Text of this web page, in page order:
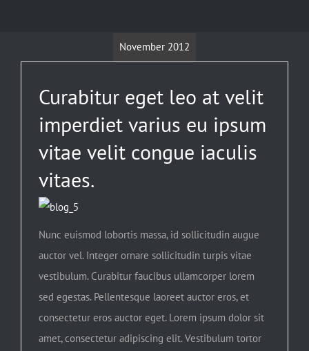
November 2012
Curabitur eget leo at velit
imperdiet varius eu ipsum
vitae velit congue iaculis
vitaes.
Nunc euismod lobortis massa, id sollicitudin augue
auctor vel. Integer ornare sollicitudin turpis vitae
vestibulum. Curabitur faucibus ullamcorper lorem
sed egestas. Pellentesque laoreet auctor eros, et
consectetur eros auctor eget. Lorem ipsum dolor sit
amet, consectetur adipiscing elit. Vestibulum tortor